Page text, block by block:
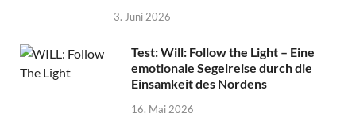
3. Juni 2026
Test: Will: Follow the Light – Eine
emotionale Segelreise durch die
Einsamkeit des Nordens
16. Mai 2026